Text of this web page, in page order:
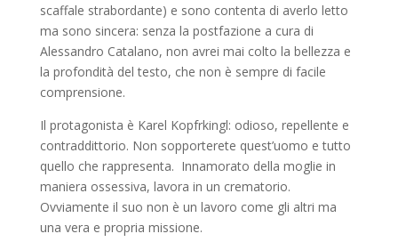
scaffale strabordante) e sono contenta di averlo letto
ma sono sincera: senza la postfazione a cura di
Alessandro Catalano, non avrei mai colto la bellezza e
la profondità del testo, che non è sempre di facile
comprensione.
Il protagonista è Karel Kopfrkingl: odioso, repellente e
contraddittorio. Non sopporterete quest’uomo e tutto
quello che rappresenta. Innamorato della moglie in
maniera ossessiva, lavora in un crematorio.
Ovviamente il suo non è un lavoro come gli altri ma
una vera e propria missione.